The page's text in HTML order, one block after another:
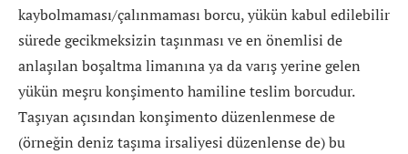
kaybolmaması/çalınmaması borcu, yükün kabul edilebilir
sürede gecikmeksizin taşınması ve en önemlisi de
anlaşılan boşaltma limanına ya da varış yerine gelen
yükün meşru konşimento hamiline teslim borcudur.
Taşıyan açısından konşimento düzenlenmese de
(örneğin deniz taşıma irsaliyesi düzenlense de) bu